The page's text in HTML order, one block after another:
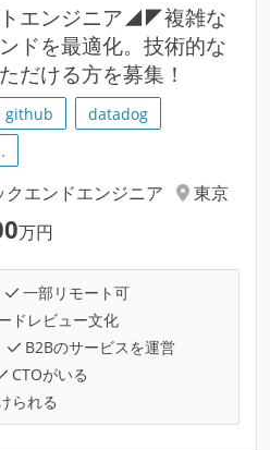
エンジニア◢◤複雑な
ドを最適化。技術的な
だける方を募集！
github
datadog
クエンドエンジニア
東京
万円
一部リモート可
ドレビュー文化
B2Bのサービスを運営
CTOがいる
られる